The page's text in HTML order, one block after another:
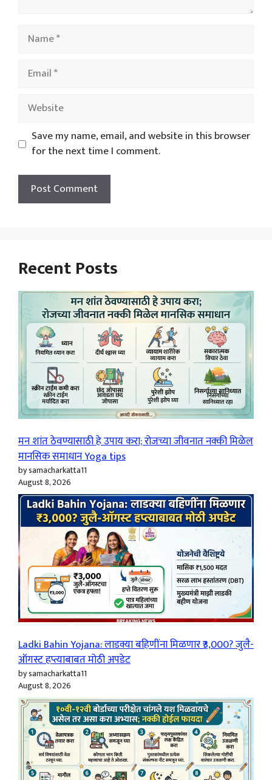
Name
Email
Website
Save my name, email, and website in this browser
for the next time I comment.
Recent Posts
मन शांत ठेवण्यासाठी हे उपाय करा; रोजच्या जीवनात नक्की मिळेल
मानसिक समाधान Yoga tips
by samacharkatta11
August 8, 2026
Ladki Bahin Yojana: लाडक्या बहिणींना मिळणार ₹3,000? जुलै-
ऑगस्ट हप्त्याबाबत मोठी अपडेट
by samacharkatta11
August 8, 2026